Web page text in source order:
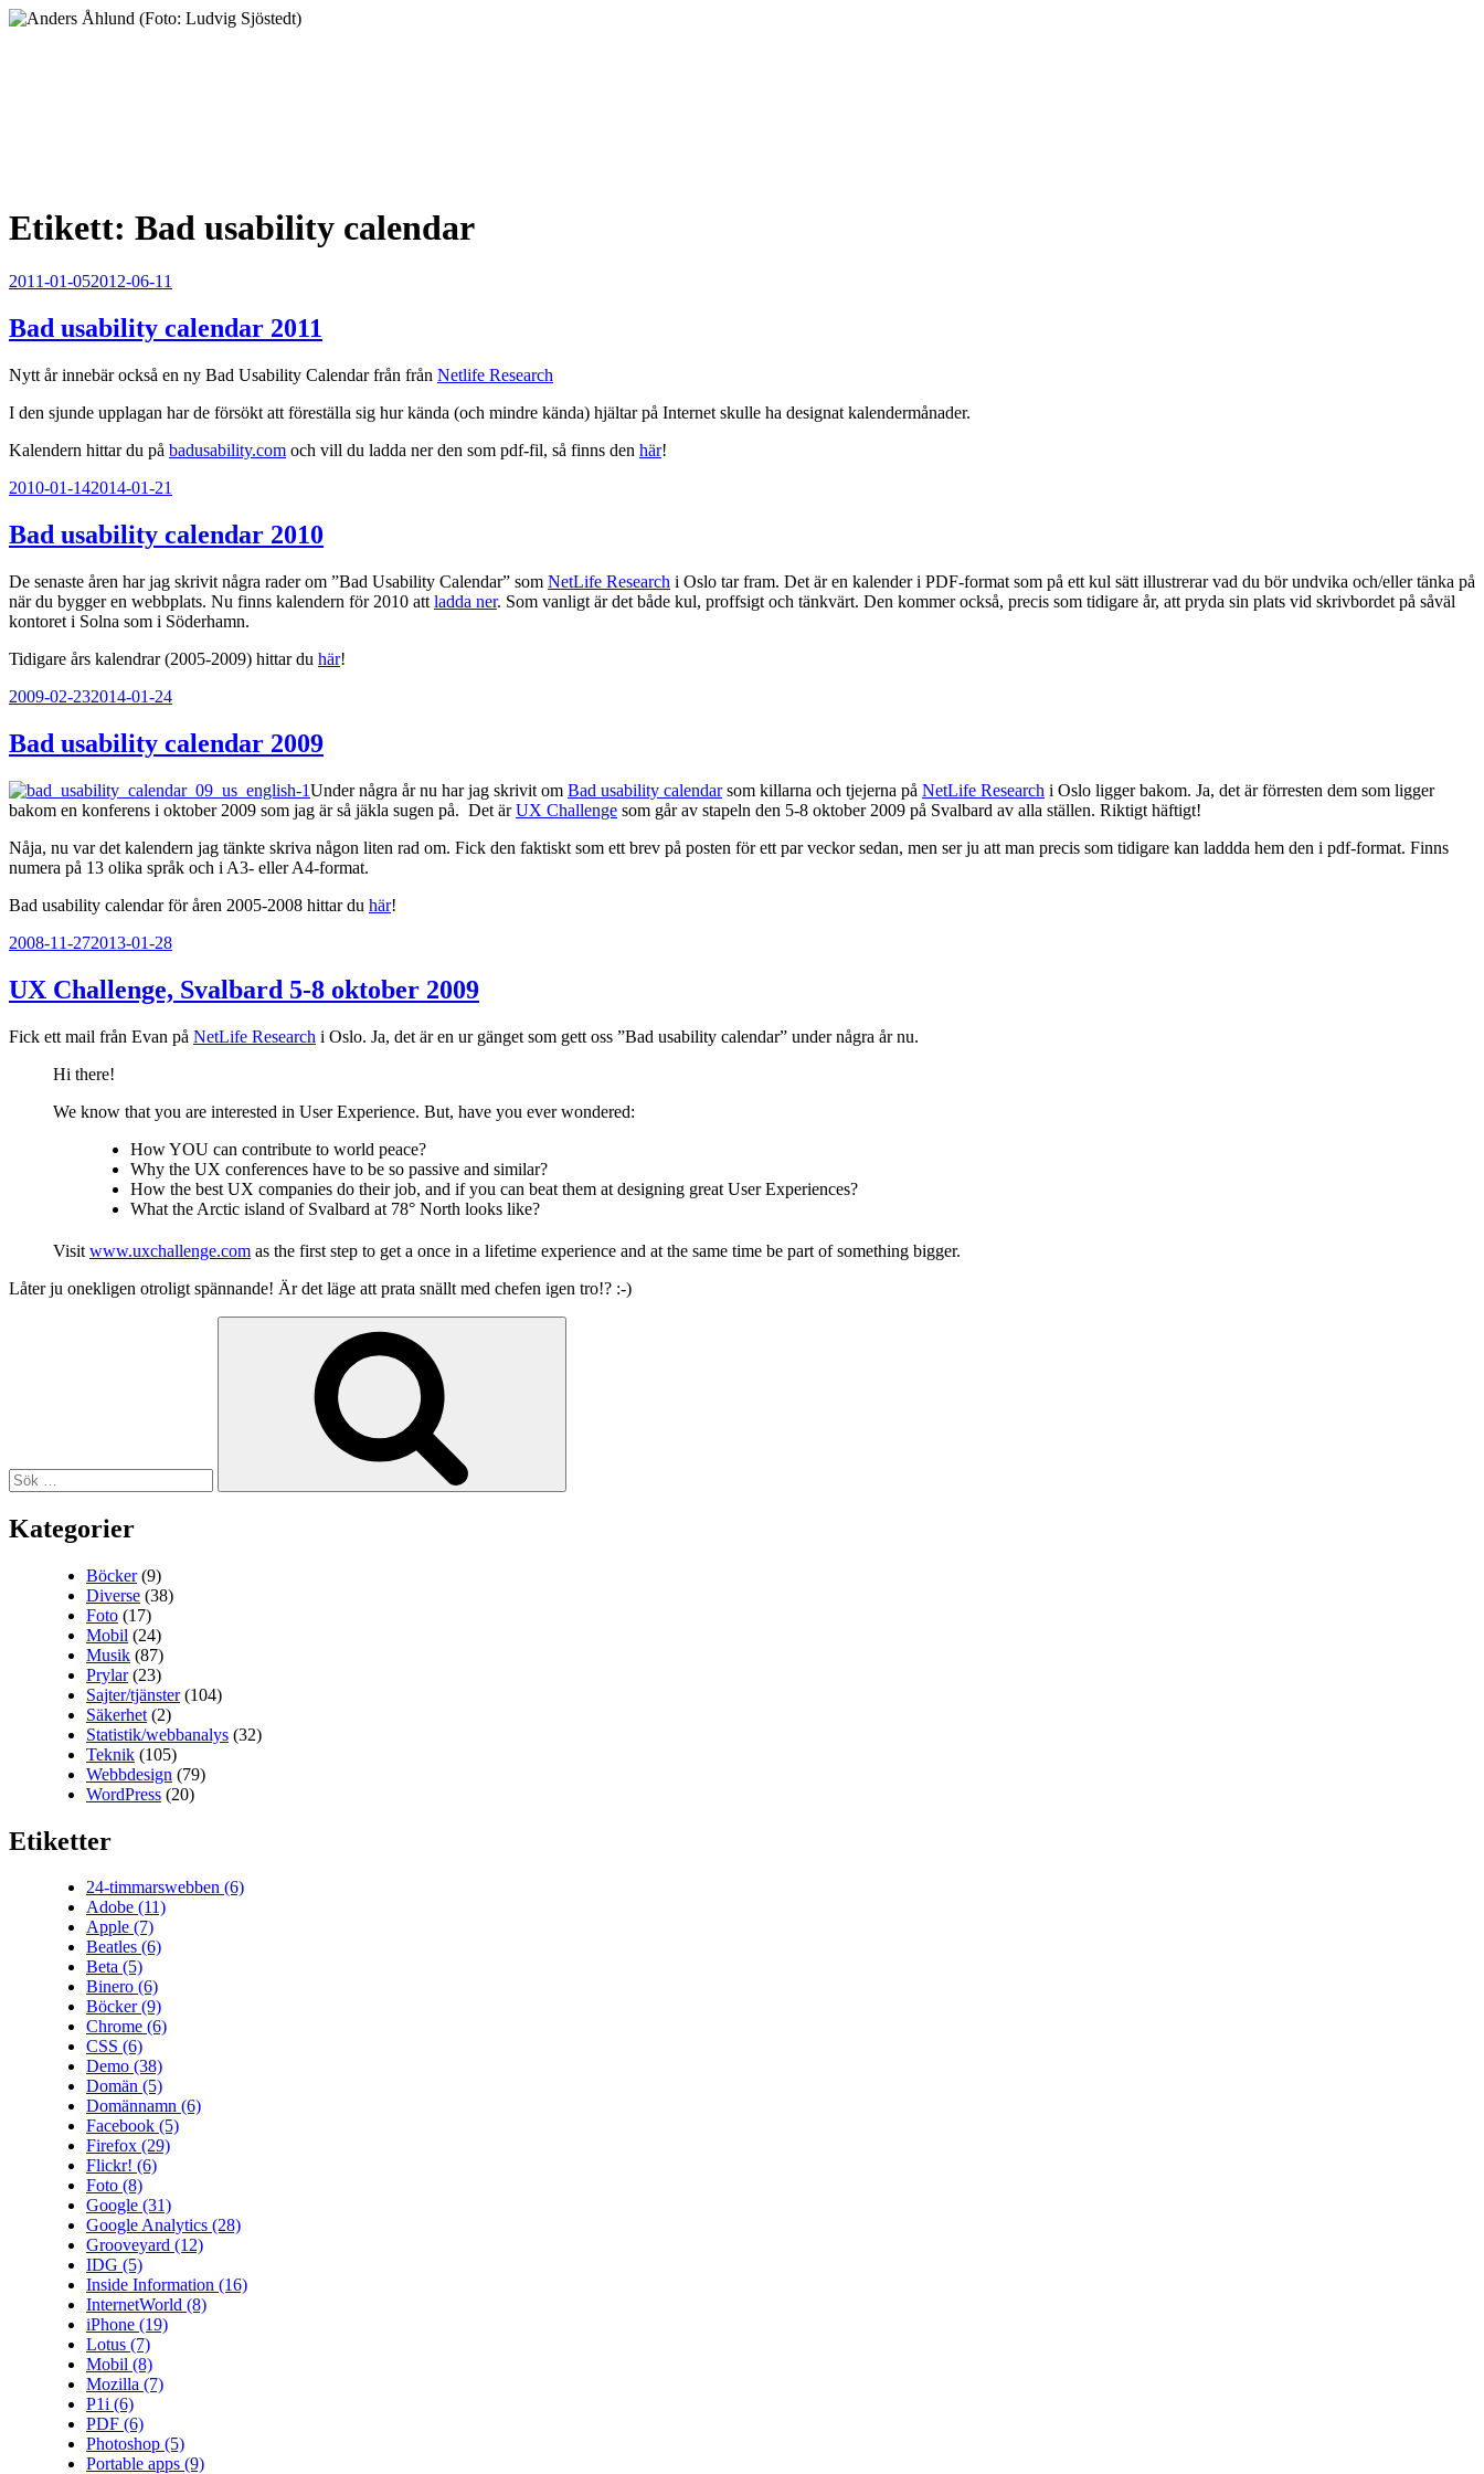
Hoppa
Etikett: Bad usability calendar
Publicerat
2011-01-052012-06-11
Bad usability calendar 2011
Nytt år innebär också en ny Bad Usability Calendar från från Netlife Research
I den sjunde upplagan har de försökt att föreställa sig hur kända (och mindre kända) hjältar på Internet skulle ha designat kalendermånader.
Kalendern hittar du på badusability.com och vill du ladda ner den som pdf-fil, så finns den här!
Publicerat
2010-01-142014-01-21
Bad usability calendar 2010
De senaste åren har jag skrivit några rader om ”Bad Usability Calendar” som NetLife Research i Oslo tar fram. Det är en kalender i PDF-format som på ett kul sätt illustrerar vad du bör undvika och/eller tänka på
när du bygger en webbplats. Nu finns kalendern för 2010 att ladda ner. Som vanligt är det både kul, proffsigt och tänkvärt. Den kommer också, precis som tidigare år, att pryda sin plats vid skrivbordet på såväl
kontoret i Solna som i Söderhamn.
Tidigare års kalendrar (2005-2009) hittar du här!
Publicerat
2009-02-232014-01-24
Bad usability calendar 2009
Under några år nu har jag skrivit om Bad usability calendarsom killarna och tjejerna på NetLife Research i Oslo ligger bakom. Ja, det är förresten dem som ligger
bakom en konferens i oktober 2009 som jag är så jäkla sugen på. Det ärUX Challenge som går av stapeln den 5-8 oktober 2009 på Svalbard av alla ställen. Riktigt häftigt!
Nåja, nu var det kalendern jag tänkte skriva någon liten rad om. Fick den faktiskt som ett brev på posten för ett par veckor sedan, men ser ju att man precis som tidigare kan laddda hem den i pdf-format. Finns
numera på 13 olika språk och i A3- eller A4-format.
Bad usability calendar för åren 2005-2008 hittar du här!
Publicerat
2008-11-272013-01-28
UX Challenge, Svalbard 5-8 oktober 2009
Fick ett mail från Evan på NetLife Research i Oslo. Ja, det är en ur gänget som gett oss ”Bad usability calendar” under några år nu.
Hi there!
We know that you are interested in User Experience. But, have you ever wondered:
How YOU can contribute to world peace?
Why the UX conferences have to be so passive and similar?
How the best UX companies do their job, and if you can beat them at designing great User Experiences?
What the Arctic island of Svalbard at 78° North looks like?
Visit www.uxchallenge.com as the first step to get a once in a lifetime experience and at the same time be part of something bigger.
Låter ju onekligen otroligt spännande! Är det läge att prata snällt med chefen igen tro!? :-)
Kategorier
Böcker(9)
Diverse (38)
Foto (17)
Mobil (24)
Musik (87)
Prylar(23)
Sajter/tjänster(104)
Säkerhet (2)
Statistik/webbanalys (32)
Teknik (105)
Webbdesign (79)
WordPress (20)
Etiketter
24-timmarswebben (6)
Adobe (11)
Apple (7)
Beatles (6)
Beta (5)
Binero (6)
Böcker(9)
Chrome (6)
CSS (6)
Demo (38)
Domän (5)
Domännamn (6)
Facebook (5)
Firefox (29)
Flickr! (6)
Foto (8)
Google (31)
Google Analytics (28)
Grooveyard (12)
IDG (5)
Inside Information (16)
InternetWorld (8)
iPhone (19)
Lotus (7)
Mobil (8)
Mozilla (7)
P1i (6)
PDF (6)
Photoshop (5)
Portable apps (9)